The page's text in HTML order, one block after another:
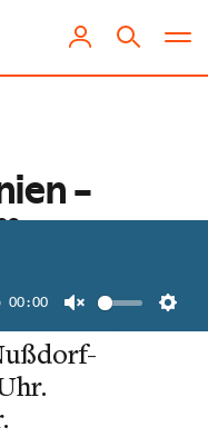
00:00
Unmute
–
auf der